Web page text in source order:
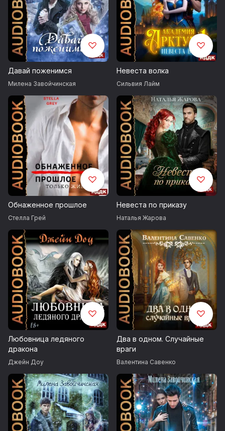
Давай поженимся
Милена Завойчинская
Невеста волка
Сильвия Лайм
Обнаженное прошлое
Стелла Грей
Невеста по приказу
Наталья Жарова
Любовница ледяного
дракона
Джейн Доу
Два в одном. Случайные
враги
Валентина Савенко